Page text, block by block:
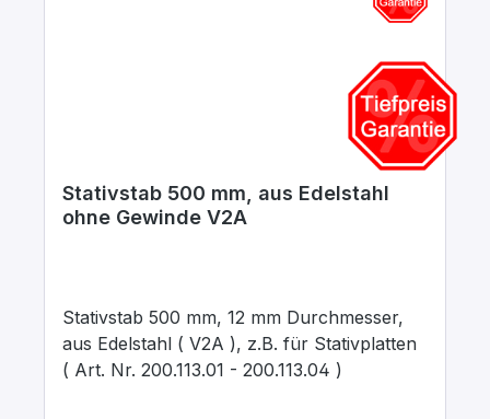
Stativstab 500 mm, aus Edelstahl
ohne Gewinde V2A
Stativstab 500 mm, 12 mm Durchmesser,
aus Edelstahl ( V2A ), z.B. für Stativplatten
( Art. Nr. 200.113.01 - 200.113.04 )